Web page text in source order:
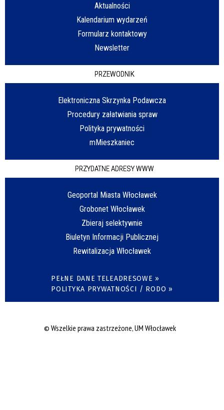
Aktualności
Kalendarium wydarzeń
Formularz kontaktowy
Newsletter
PRZEWODNIK
Elektroniczna Skrzynka Podawcza
Procedury załatwiania spraw
Polityka prywatności
mMieszkaniec
PRZYDATNE ADRESY WWW
Geoportal Miasta Włocławek
Grobonet Włocławek
Zbieraj selektywnie
Biuletyn Informacji Publicznej
Rewitalizacja Włocławek
PEŁNE DANE TELEADRESOWE »
POLITYKA PRYWATNOŚCI / RODO »
© Wszelkie prawa zastrzeżone, UM Włocławek